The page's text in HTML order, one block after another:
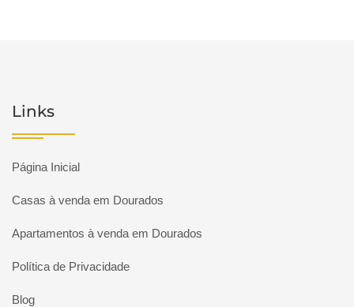
Links
Página Inicial
Casas à venda em Dourados
Apartamentos à venda em Dourados
Política de Privacidade
Blog